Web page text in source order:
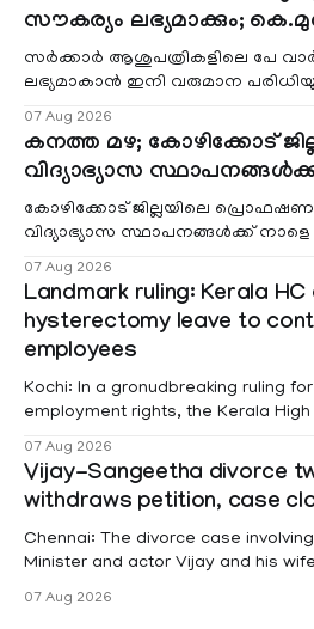
സൗകര്യം ലഭ്യമാക്കും;
സർക്കാർ ആശുപത്രികളിലെ പേ
ലഭ്യമാകാൻ ഇനി വരുമാന
വരുമാനം പരിഗണിക്കാതെ എല്ലാ
07 Aug 2026
കനത്ത മഴ; കോഴിക്കോട്
വിദ്യാഭ്യാസ
കോഴിക്കോട് ജില്ലയിലെ
വിദ്യാഭ്യാസ സ്ഥാപനങ്ങൾക്ക് നാളെ
മലയോര- തീരദേശ മേഖലകളിലും
07 Aug 2026
Landmark ruling: Kerala
hysterectomy leave to
employees
Kochi: In a gronudbreaking ruling
employment rights, the Kerala
female contractual staff employed
projects are eligible for paid
hysterectomy surgery under the
(KSR). The court noted that since essential benefits like
maternity
07 Aug 2026
Vijay-Sangeetha divorce
withdraws petition, case
Chennai: The divorce case
Minister and actor Vijay and his
Sowrnalingam has taken a new
Sowrnalingam has taken a new
07 Aug 2026